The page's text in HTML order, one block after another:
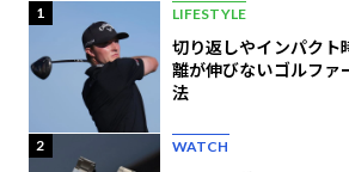
1 LIFESTYLE
切り返しやインパクト
離が伸びないゴルファ
法
2 WATCH